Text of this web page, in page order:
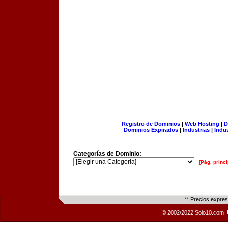
Registro de Dominios| Web Hosting |
Dominios Expirados | Industrias |
Categorías de Dominio:
[Pág.
** Precios
© 2002/2022 Solo10.com